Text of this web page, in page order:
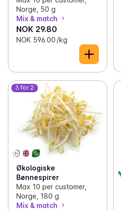
Norge, 50 g
Mix & match
NOK 29.80
NOK 596.00 /kg
3 for 2
Økologiske
Bønnespirer
Max 10 per customer,
Norge, 180 g
Mix & match